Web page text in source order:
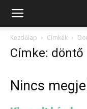
Kazincbarcikai
Pollack
Kezdőlap Címkék
Címke: döntő
Nincs